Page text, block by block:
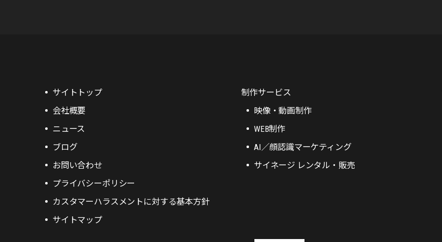
サイトトップ
会社概要
ニュース
ブログ
お問い合わせ
プライバシーポリシー
カスタマーハラスメントに対する基本方針
サイトマップ
制作サービス
映像・動画制作
WEB制作
AI／顔認識マーケティング
サイネージ レンタル・販売